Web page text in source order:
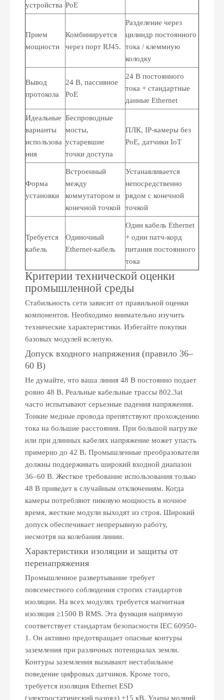
устройства PoE
Прием
мощности
Комбинируется
через порт RJ45.
Разделение через
цилиндр постоянного
тока / клеммную
колодку
Вывод
протокола
24 В, пассивное
PoE
24 В постоянного
тока + стандартные
данные Ethernet
Идеальные
варианты
использова
ния
Беспроводные
мосты,
устаревшие
точки доступа
ПЛК, IP-камеры без
PoE, датчики IoT
Форма
установки
Встроенный
между
коммутатором и
конечной точкой
Устанавливается
непосредственно
рядом с конечной
точкой
Требуется
кабель
Одиночный
Ethernet-кабель
Один кабель Ethernet
+ один патч-корд
питания постоянного
тока
Критерии технической оценки
промышленной среды
Стабильность сети зависит от правильной оценки
компонентов. Необходимо внимательно изучить
технические характеристики. Избегайте покупки
базовых модулей вслепую.
Допуск входного напряжения (правило 36–
60 В)
Не думайте, что ваша линия 48 В постоянно подает
ровно 48 В. Реальные кабельные трассы 802.3at
часто испытывают серьезные падения напряжения.
Тонкие медные провода препятствуют прохождению
тока на большие расстояния. При большой нагрузке
или при длинных кабелях напряжение может упасть
примерно до 42 В. Промышленные преобразователи
должны поддерживать широкий входной диапазон
36–60 В. Жесткое требование использования только
48 В приведет к случайным отключениям. Когда
камеры потребляют пиковую мощность в ночное
время, жесткие модули выходят из строя. Широкий
допуск обеспечивает непрерывную работу,
несмотря на колебания линии.
Характеристики изоляции и защиты от
перенапряжения
Промышленное развертывание требует
повсеместного соблюдения строгих стандартов
изоляции. На всех модулях требуется магнитная
изоляция ≥1500 В RMS. Эта функция напрямую
соответствует стандартам безопасности IEC 60950-
1. Он активно предотвращает опасные контуры
заземления при различных потенциалах земли.
Контуры заземления вызывают нестабильное
поведение цифровых датчиков. Кроме того,
требуется изоляция Ethernet ESD
(электростатический разряд) ±15 кВ. Удары молний